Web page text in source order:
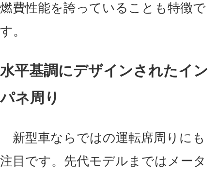
燃費性能を誇っていることも特徴で
す。
水平基調にデザインされたイン
パネ周り
新型車ならではの運転席周りにも
注目です。先代モデルまではメータ